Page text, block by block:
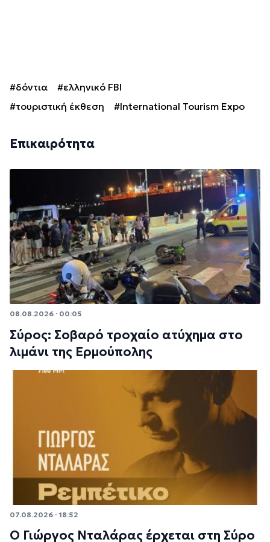
#δόντια
#ελληνικό FBI
#τουριστική έκθεση
#International Tourism Expo
Επικαιρότητα
08.08.2026 · 00:05
Σύρος: Σοβαρό τροχαίο ατύχημα στο
λιμάνι της Ερμούπολης
07.08.2026 · 18:52
Ο Γιώργος Νταλάρας έρχεται στη Σύρο